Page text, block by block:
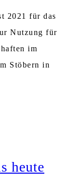
2021 für das
Nutzung für
im
Stöbern in
heute